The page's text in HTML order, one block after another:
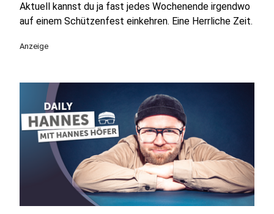
Aktuell kannst du ja fast jedes Wochenende irgendwo
auf einem Schützenfest einkehren. Eine Herrliche Zeit.
Anzeige